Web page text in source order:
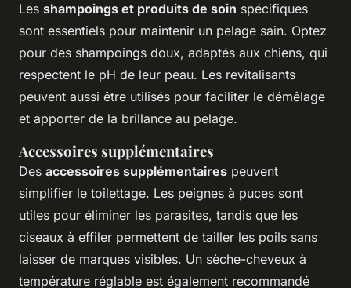
Les shampoings et produits de soin spécifiques
sont essentiels pour maintenir un pelage sain. Optez
pour des shampoings doux, adaptés aux chiens, qui
respectent le pH de leur peau. Les revitalisants
peuvent aussi être utilisés pour faciliter le démêlage
et apporter de la brillance au pelage.
Accessoires supplémentaires
Des accessoires supplémentaires peuvent
simplifier le toilettage. Les peignes à puces sont
utiles pour éliminer les parasites, tandis que les
ciseaux à effiler permettent de tailler les poils sans
laisser de marques visibles. Un sèche-cheveux à
température réglable est également recommandé